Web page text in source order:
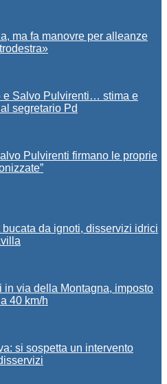
ma fa manovre per alleanze
e Salvo Pulvirenti… stima e
segretario Pd
Pulvirenti firmano le proprie
da ignoti, disservizi idrici
in via della Montagna, imposto
40 km/h
si sospetta un intervento